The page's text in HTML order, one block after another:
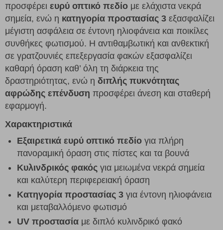
προσφέρει ευρύ οπτικό πεδίο με ελάχιστα νεκρά
σημεία, ενώ η κατηγορία προστασίας 3 εξασφαλίζει
μέγιστη ασφάλεια σε έντονη ηλιοφάνεια και ποικίλες
συνθήκες φωτισμού. Η αντιθαμβωτική και ανθεκτική
σε γρατζουνιές επεξεργασία φακών εξασφαλίζει
καθαρή όραση καθ’ όλη τη διάρκεια της
δραστηριότητας, ενώ η διπλής πυκνότητας
αφρώδης επένδυση προσφέρει άνεση και σταθερή
εφαρμογή.
Χαρακτηριστικά
Εξαιρετικά ευρύ οπτικό πεδίο για πλήρη
πανοραμική όραση στις πίστες και τα βουνά
Κυλινδρικός φακός για μειωμένα νεκρά σημεία
και καλύτερη περιφερειακή όραση
Κατηγορία προστασίας 3 για έντονη ηλιοφάνεια
και μεταβαλλόμενο φωτισμό
UV προστασία με διπλό κυλινδρικό φακό